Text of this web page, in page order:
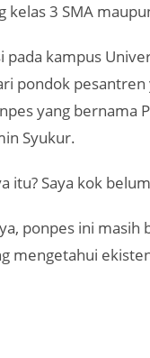
3 SMA
pada kampus
pondok
yang bernama
Syukur.
itu? Saya kok
ponpes ini masih
mengetahui